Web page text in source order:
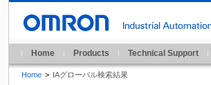
Home Products Technical Support
Home > IAグローバル検索結果